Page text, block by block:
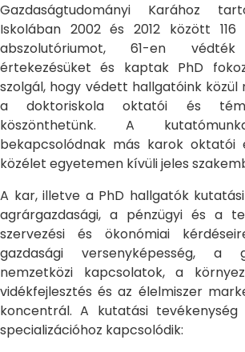
Gazdaságtudományi Karához
Iskolában 2002 és 2012 között
abszolutóriumot, 61-en
értekezésüket és kaptak PhD
szolgál, hogy védett hallgatóink
a doktoriskola oktatói és
köszönthetünk. A
bekapcsolódnak más karok oktatói
közélet egyetemen kívüli jeles
A kar, illetve a PhD hallgatók
agrárgazdasági, a pénzügyi és a
szervezési és ökonómiai
gazdasági versenyképesség, a
nemzetközi kapcsolatok, a
vidékfejlesztés és az élelmiszer
koncentrál. A kutatási
specializációhoz kapcsolódik: